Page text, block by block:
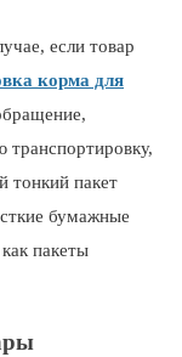
если товар
корма для
транспортировку,
тонкий пакет
бумажные
пакеты